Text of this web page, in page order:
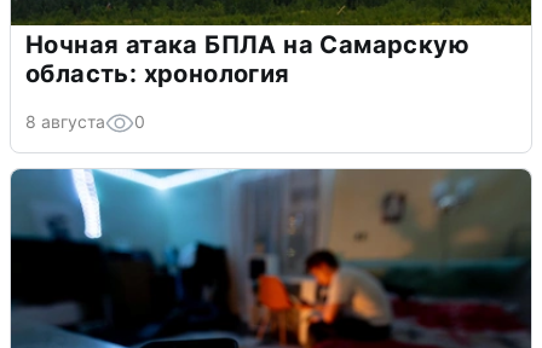
Ночная атака БПЛА на Самарскую
область: хронология
8 августа 0